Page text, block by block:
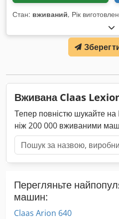
Стан: вживаний, Рік
Вживана Claas
Тепер повністю шукайте
ніж 200 000 вживаними
Перегляньте
машин:
Claas Arion 640